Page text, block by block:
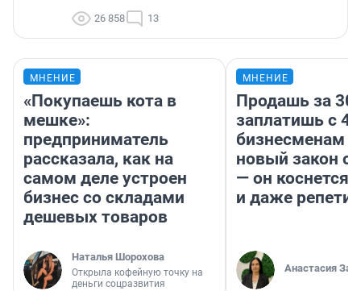
26 858 13
МНЕНИЕ
«Покупаешь кота в
мешке»:
предприниматель
рассказала, как на
самом деле устроен
бизнес со складами
дешевых товаров
Наталья Шорохова
Открыла кофейную точку на
деньги соцразвития
МНЕНИЕ
Продашь за
заплатишь с
бизнесменам
новый закон о
— он коснется
и даже
Анастасия